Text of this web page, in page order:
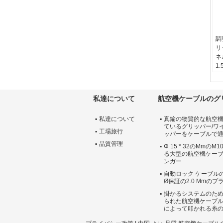
調
ネ
ホ
色:
ズ
せ
い
私達について
私達について
工場旅行
品質管理
航空機ケーブルのグ
真鍮の物質的な航空
ているグリッパー/ワ
ッパーをケーブルで
Φ 15 * 32のMmの
る大型の航空機ケー
ンガー
自動ロック ケーブル
Ø保証の2.0 Mmのプ
掛かるシステムのた
られた航空機ケーブ
によって叩かれる糸